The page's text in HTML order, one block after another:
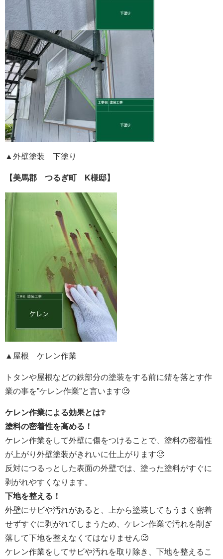
▲外壁塗装 下塗り
【美馬郡 つるぎ町 K様邸】
▲屋根 ケレン作業
トタンや屋根などの鉄部分の塗装をする前に錆を落とす作
業の事を”ケレン作業”と言います🧐
ケレン作業による効果とは❔
塗料の密着性を高める！
ケレン作業をして外壁に傷をつけることで、塗料の密着性
が上がり外壁塗装がきれいに仕上がります🧐
反対につるっとした表面の外壁では、塗った塗料がすぐに
剥がれやすくなります。
下地を整える！
外壁にサビや汚れがあると、上から塗装してもうまく密着
せずすぐに剥がれてしまうため、ケレン作業で汚れを削ぎ
落して下地を整えなくてはなりません🧐
ケレン作業をしてサビや汚れを取り除き、下地を整えるこ